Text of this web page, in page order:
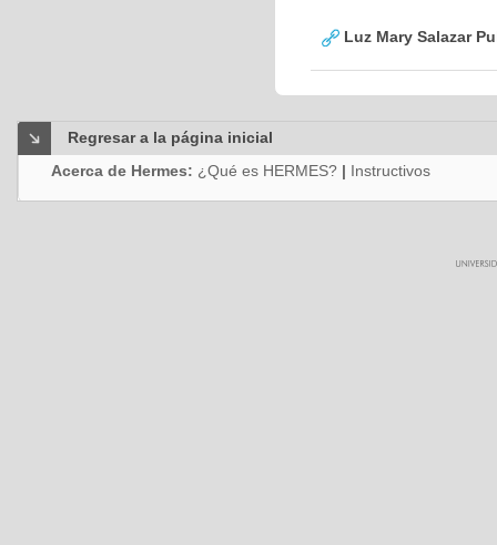
Luz Mary Salazar
Regresar a la página inicial
Acerca de Hermes: ¿Qué es HERMES? | Instructivos